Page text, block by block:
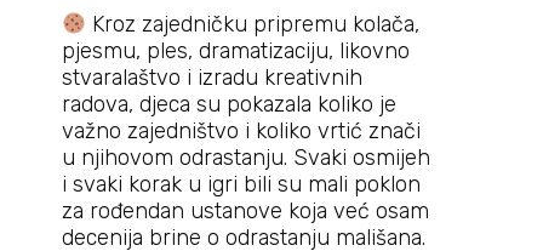
Kroz zajedničku pripremu kolača,
pjesmu, ples, dramatizaciju, likovno
stvaralaštvo i izradu kreativnih
radova, djeca su pokazala koliko je
važno zajedništvo i koliko vrtić znači
u njihovom odrastanju. Svaki osmijeh
i svaki korak u igri bili su mali poklon
za rođendan ustanove koja već osam
decenija brine o odrastanju mališana.